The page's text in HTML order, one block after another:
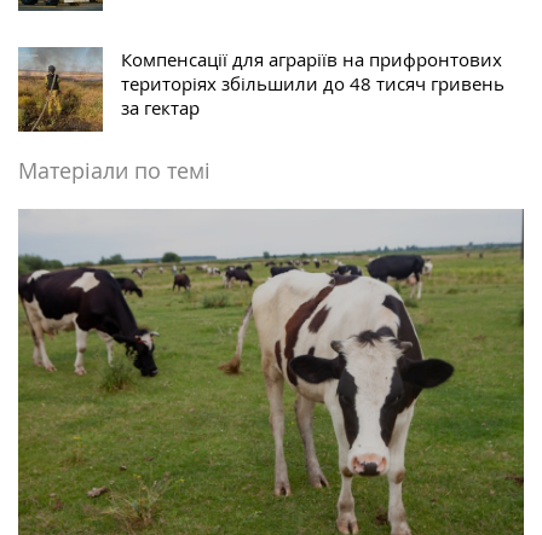
Компенсації для аграріїв на прифронтових
територіях збільшили до 48 тисяч гривень
за гектар
Матеріали по темі